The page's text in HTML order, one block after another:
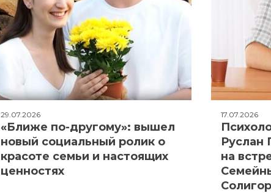
29.07.2026
«Ближе по-другому»: вышел
новый социальный ролик о
красоте семьи и настоящих
ценностях
17.07.2026
Руслан
на